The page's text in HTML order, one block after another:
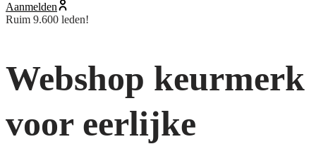
Aanmelden
Ruim 9.600 leden!
Webshop keurmerk
voor eerlijke